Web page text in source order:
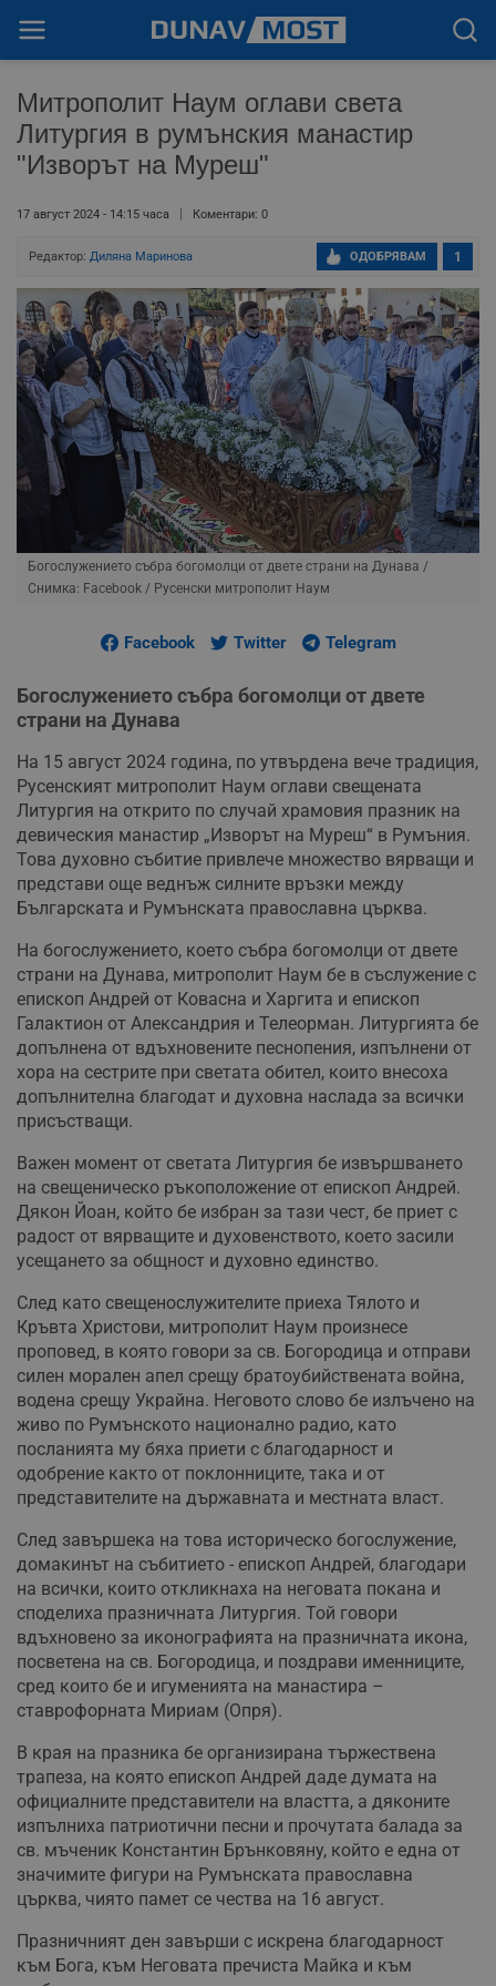
Митрополит Наум оглави света
Литургия в румънския манастир
"Изворът на Муреш"
17 август 2024 - 14:15 часа Коментари: 0
Редактор: Диляна Маринова 1
ОДОБРЯВАМ
Богослужението събра богомолци от двете страни на Дунава /
Снимка: Facebook / Русенски митрополит Наум
Facebook Twitter Telegram
Богослужението събра богомолци от двете
страни на Дунава
На 15 август 2024 година, по утвърдена вече традиция,
Русенският митрополит Наум оглави свещената
Литургия на открито по случай храмовия празник на
девическия манастир „Изворът на Муреш“ в Румъния.
Това духовно събитие привлече множество вярващи и
представи още веднъж силните връзки между
Българската и Румънската православна църква.
На богослужението, което събра богомолци от двете
страни на Дунава, митрополит Наум бе в съслужение с
епископ Андрей от Ковасна и Харгита и епископ
Галактион от Александрия и Телеорман. Литургията бе
допълнена от вдъхновените песнопения, изпълнени от
хора на сестрите при светата обител, които внесоха
допълнителна благодат и духовна наслада за всички
присъстващи.
Важен момент от светата Литургия бе извършването
на свещеническо ръкоположение от епископ Андрей.
Дякон Йоан, който бе избран за тази чест, бе приет с
радост от вярващите и духовенството, което засили
усещането за общност и духовно единство.
След като свещенослужителите приеха Тялото и
Кръвта Христови, митрополит Наум произнесе
проповед, в която говори за св. Богородица и отправи
силен морален апел срещу братоубийствената война,
водена срещу Украйна. Неговото слово бе излъчено на
живо по Румънското национално радио, като
посланията му бяха приети с благодарност и
одобрение както от поклонниците, така и от
представителите на държавната и местната власт.
След завършека на това историческо богослужение,
домакинът на събитието - епископ Андрей, благодари
на всички, които откликнаха на неговата покана и
споделиха празничната Литургия. Той говори
вдъхновено за иконографията на празничната икона,
посветена на св. Богородица, и поздрави именниците,
сред които бе и игуменията на манастира –
ставрофорната Мириам (Опря).
В края на празника бе организирана тържествена
трапеза, на която епископ Андрей даде думата на
официалните представители на властта, а дяконите
изпълниха патриотични песни и прочутата балада за
св. мъченик Константин Брънковяну, който е една от
значимите фигури на Румънската православна
църква, чиято памет се чества на 16 август.
Празничният ден завърши с искрена благодарност
към Бога, към Неговата пречиста Майка и към